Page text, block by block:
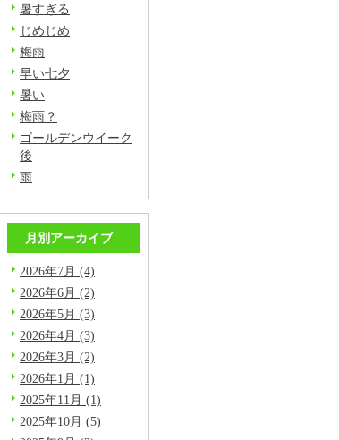
暑すぎる
じめじめ
梅雨
早い七夕
暑い
梅雨？
ゴールデンウイーク
後
雨
月別アーカイブ
2026年7月 (4)
2026年6月 (2)
2026年5月 (3)
2026年4月 (3)
2026年3月 (2)
2026年1月 (1)
2025年11月 (1)
2025年10月 (5)